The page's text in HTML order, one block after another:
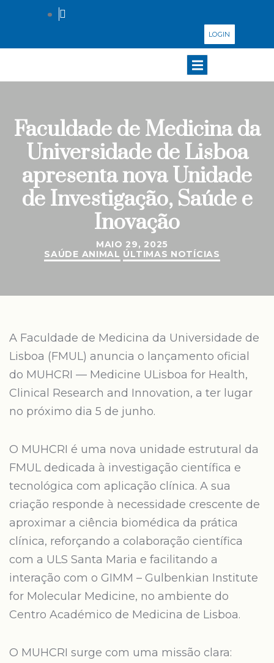
LOGIN
Faculdade de Medicina da
Universidade de Lisboa
apresenta nova Unidade
de Investigação, Saúde e
Inovação
MAIO 29, 2025
SAÚDE ANIMAL ÚLTIMAS NOTÍCIAS
A Faculdade de Medicina da Universidade de
Lisboa (FMUL) anuncia o lançamento oficial
do MUHCRI — Medicine ULisboa for Health,
Clinical Research and Innovation, a ter lugar
no próximo dia 5 de junho.
O MUHCRI é uma nova unidade estrutural da
FMUL dedicada à investigação científica e
tecnológica com aplicação clínica. A sua
criação responde à necessidade crescente de
aproximar a ciência biomédica da prática
clínica, reforçando a colaboração científica
com a ULS Santa Maria e facilitando a
interação com o GIMM – Gulbenkian Institute
for Molecular Medicine, no ambiente do
Centro Académico de Medicina de Lisboa.
O MUHCRI surge com uma missão clara: